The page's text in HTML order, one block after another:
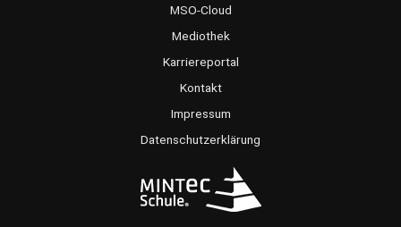
t
a
g
r
m
MSO-Cloud
Mediothek
Karriereportal
Kontakt
Impressum
Datenschutzerklärung